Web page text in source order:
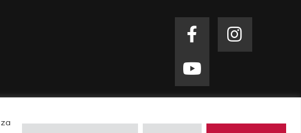
zasebnosti| Izdelava spletne straniPlenum IT